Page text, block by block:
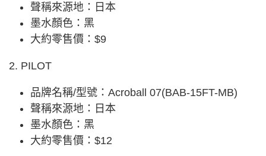
聲稱來源地：日本
墨水顏色：黑
大約零售價：$9
2. PILOT
品牌名稱/型號：Acroball 07(BAB-15FT-MB)
聲稱來源地：日本
墨水顏色：黑
大約零售價：$12